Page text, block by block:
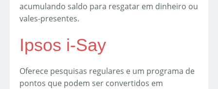
acumulando saldo para resgatar em dinheiro ou
vales-presentes.
Ipsos i-Say
Oferece pesquisas regulares e um programa de
pontos que podem ser convertidos em